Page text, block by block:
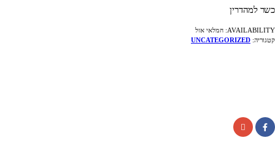
כשר למהדרין
AVAILABILITY: המלאי אזל
קטגוריה: UNCATEGORIZED